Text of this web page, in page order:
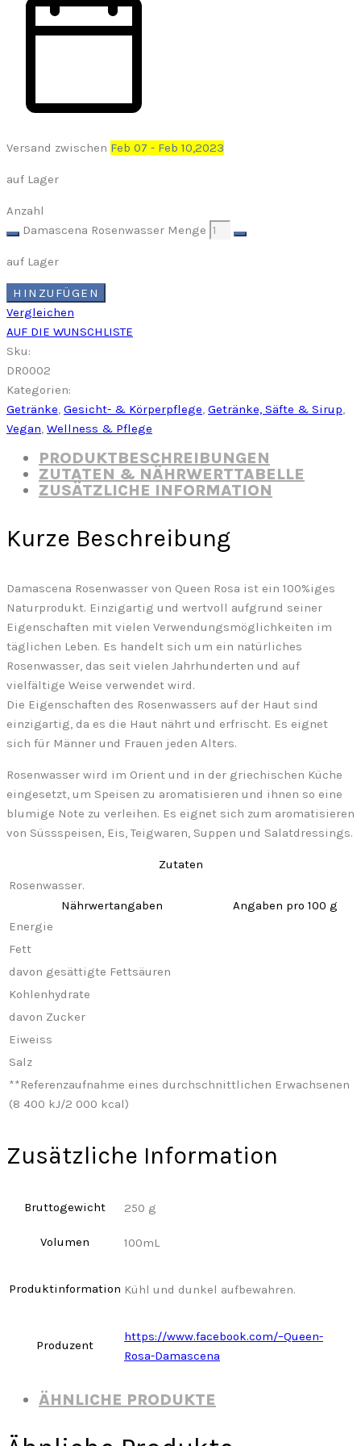
Versand zwischen Feb 07 - Feb 10,2023
auf Lager
Anzahl
Damascena Rosenwasser Menge
auf Lager
HINZUFÜGEN
Vergleichen
AUF DIE WUNSCHLISTE
Sku:
DR0002
Kategorien:
Getränke, Gesicht- & Körperpflege, Getränke, Säfte & Sirup,
Vegan, Wellness & Pflege
PRODUKTBESCHREIBUNGEN
ZUTATEN & NÄHRWERTTABELLE
ZUSÄTZLICHE INFORMATION
Kurze Beschreibung
Damascena Rosenwasser von Queen Rosa ist ein 100%iges
Naturprodukt. Einzigartig und wertvoll aufgrund seiner
Eigenschaften mit vielen Verwendungsmöglichkeiten im
täglichen Leben. Es handelt sich um ein natürliches
Rosenwasser, das seit vielen Jahrhunderten und auf
vielfältige Weise verwendet wird.
Die Eigenschaften des Rosenwassers auf der Haut sind
einzigartig, da es die Haut nährt und erfrischt. Es eignet
sich für Männer und Frauen jeden Alters.
Rosenwasser wird im Orient und in der griechischen Küche
eingesetzt, um Speisen zu aromatisieren und ihnen so eine
blumige Note zu verleihen. Es eignet sich zum aromatisieren
von Süssspeisen, Eis, Teigwaren, Suppen und Salatdressings.
Zutaten
Rosenwasser.
Nährwertangaben
Angaben pro 100 g
Energie
Fett
davon gesättigte Fettsäuren
Kohlenhydrate
davon Zucker
Eiweiss
Salz
**Referenzaufnahme eines durchschnittlichen Erwachsenen
(8 400 kJ/2 000 kcal)
Zusätzliche Information
Bruttogewicht 250 g
Volumen 100mL
Produktinformation Kühl und dunkel aufbewahren.
Produzent
https://www.facebook.com/–Queen-
Rosa-Damascena
ÄHNLICHE PRODUKTE